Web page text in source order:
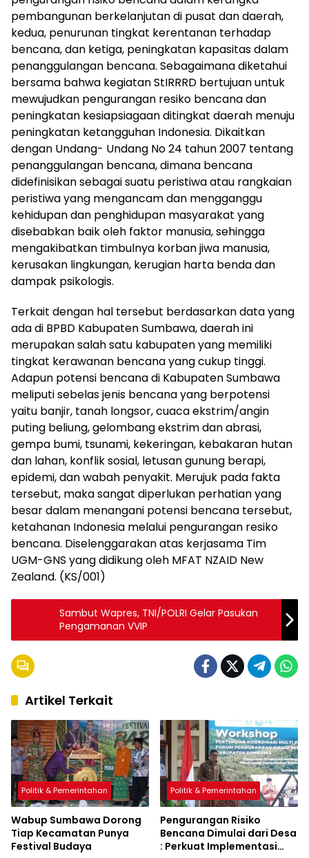
pembangunan berkelanjutan di pusat dan daerah,
kedua, penurunan tingkat kerentanan terhadap
bencana, dan ketiga, peningkatan kapasitas dalam
penanggulangan bencana. Sebagaimana diketahui
bersama bahwa kegiatan StIRRRD bertujuan untuk
mewujudkan pengurangan resiko bencana dan
peningkatan kesiapsiagaan ditingkat daerah menuju
peningkatan ketangguhan Indonesia. Dikaitkan
dengan Undang- Undang No 24 tahun 2007 tentang
penanggulangan bencana, dimana bencana
didefinisikan sebagai suatu peristiwa atau rangkaian
peristiwa yang mengancam dan mengganggu
kehidupan dan penghidupan masyarakat yang
disebabkan baik oleh faktor manusia, sehingga
mengakibatkan timbulnya korban jiwa manusia,
kerusakan lingkungan, kerugian harta benda dan
dampak psikologis.
Terkait dengan hal tersebut berdasarkan data yang
ada di BPBD Kabupaten Sumbawa, daerah ini
merupakan salah satu kabupaten yang memiliki
tingkat kerawanan bencana yang cukup tinggi.
Adapun potensi bencana di Kabupaten Sumbawa
meliputi sebelas jenis bencana yang berpotensi
yaitu banjir, tanah longsor, cuaca ekstrim/angin
puting beliung, gelombang ekstrim dan abrasi,
gempa bumi, tsunami, kekeringan, kebakaran hutan
dan lahan, konflik sosial, letusan gunung berapi,
epidemi, dan wabah penyakit. Merujuk pada fakta
tersebut, maka sangat diperlukan perhatian yang
besar dalam menangani potensi bencana tersebut,
ketahanan Indonesia melalui pengurangan resiko
bencana. Diselenggarakan atas kerjasama Tim
UGM-GNS yang didikung oleh MFAT NZAID New
Zealand. (KS/001)
Sambut Wapres, TNI/POLRI Gelar Pasukan
Pengamanan VVIP
Artikel Terkait
Politik & Pemerintahan
Wabup Sumbawa Dorong
Tiap Kecamatan Punya
Festival Budaya
Politik & Pemerintahan
Pengurangan Risiko
Bencana Dimulai dari Desa
: Perkuat Implementasi